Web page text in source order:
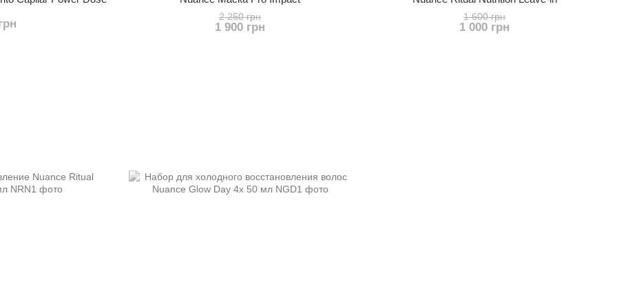
2 250 грн
1 900 грн
1 600 грн
1 000 грн